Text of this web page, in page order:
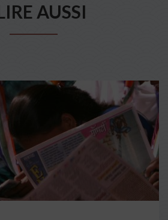
AUSSI